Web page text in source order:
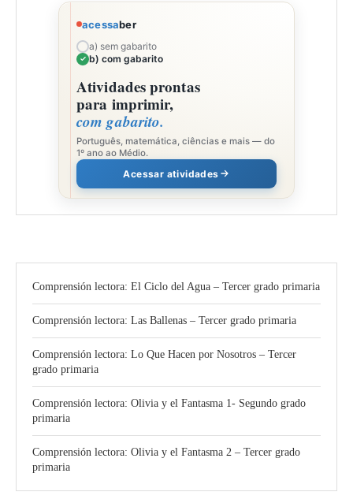
acessaber
a) sem gabarito
b) com gabarito
Atividades prontas
para imprimir,
com gabarito.
Português, matemática, ciências e mais — do
1º ano ao Médio.
Acessar atividades
Comprensión lectora: El Ciclo del Agua – Tercer grado primaria
Comprensión lectora: Las Ballenas – Tercer grado primaria
Comprensión lectora: Lo Que Hacen por Nosotros – Tercer
grado primaria
Comprensión lectora: Olivia y el Fantasma 1- Segundo grado
primaria
Comprensión lectora: Olivia y el Fantasma 2 – Tercer grado
primaria